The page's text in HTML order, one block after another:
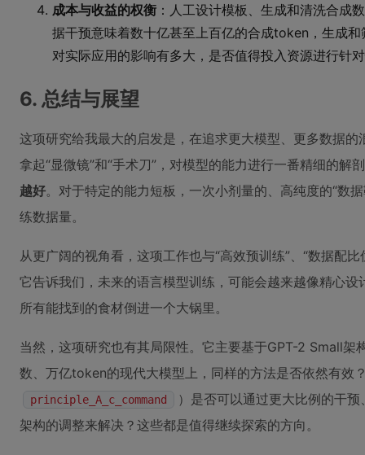
成本与收益的权衡 ：人工设计模板、生成和清洗合成
据干预意味着数十亿甚至上百亿的合成token，生成
对实际应用的影响有多大，是否值得投入资源进行针
6. 总结与展望
这项研究给我最大的启发是，在追求更大模型、更多数据
拿起“显微镜”和“手术刀”，对模型的能力进行一番精细的解
越好。对于特定的能力短板，一次小剂量的、高纯度的“数
练数据量。
从更广阔的视角看，这项工作也与“高效预训练”、“数据配
它告诉我们，未来的语言模型训练，可能会越来越像精心
所有能找到的食材倒进一个大锅里。
当然，这项研究也有其局限性。它主要基于GPT-2 Small
数、万亿token的现代大模型上，同样的方法是否依然有效
principle_A_c_command
）是否可以通过更大比例的干
架构的调整来解决？这些都是值得继续探索的方向。